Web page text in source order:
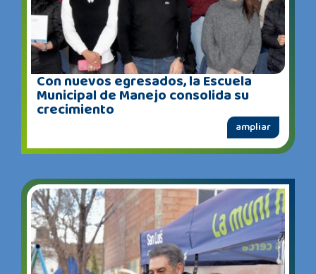
Con nuevos egresados, la Escuela
Municipal de Manejo consolida su
crecimiento
ampliar